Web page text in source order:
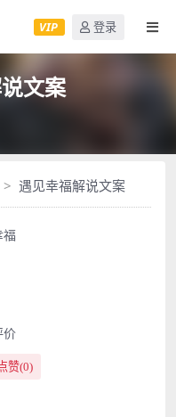
VIP 登录
文案
遇见幸福解说文案
福
价
赞(0)